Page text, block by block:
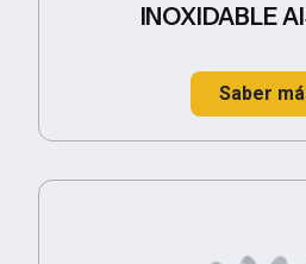
INOXIDABLE
Saber